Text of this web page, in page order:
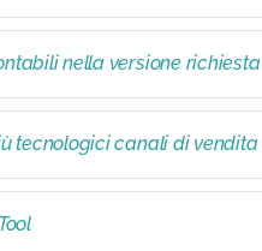
nella versione richiesta
tecnologici canali di vendita